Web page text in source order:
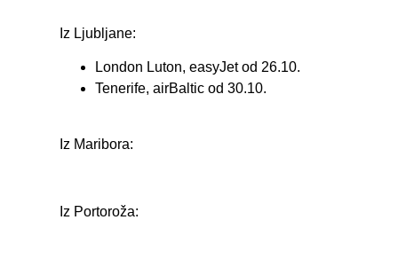
Iz Ljubljane:
London Luton, easyJet od 26.10.
Tenerife, airBaltic od 30.10.
Iz Maribora:
Iz Portoroža: